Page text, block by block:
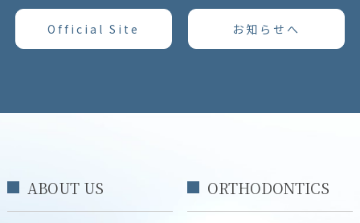
Official Site お知らせへ
ABOUT US ORTHODONTICS